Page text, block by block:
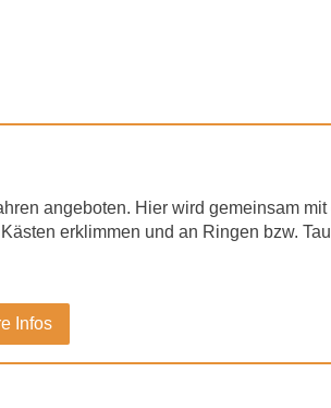
angeboten. Hier wird gemeinsam mit
erklimmen und an Ringen bzw.
Infos